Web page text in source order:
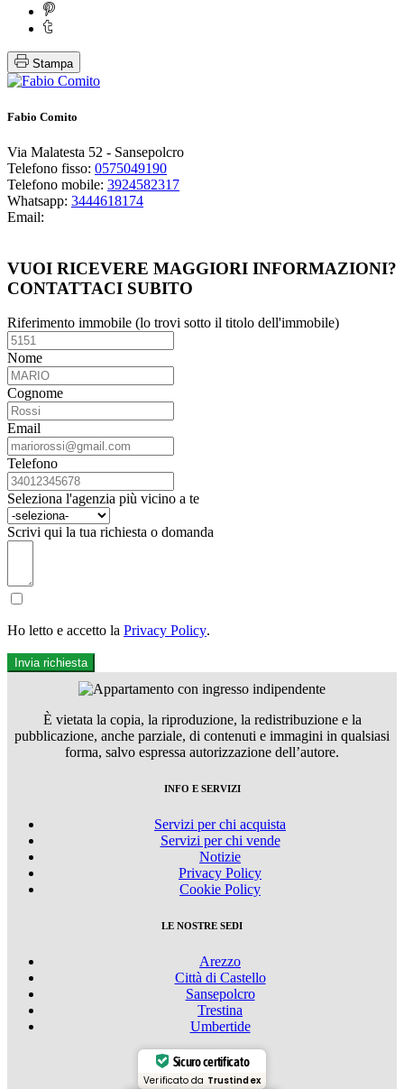
Stampa
Fabio Comito
Via Malatesta 52 - Sansepolcro
Telefono fisso: 0575049190
Telefono mobile: 3924582317
Whatsapp: 3444618174
Email:
VUOI RICEVERE MAGGIORI INFORMAZIONI?
CONTATTACI SUBITO
Riferimento immobile (lo trovi sotto il titolo dell'immobile)
Nome
Cognome
Email
Telefono
Seleziona l'agenzia più vicino a te
Scrivi qui la tua richiesta o domanda
Ho letto e accetto la Privacy Policy.
Invia richiesta
È vietata la copia, la riproduzione, la redistribuzione e la
pubblicazione, anche parziale, di contenuti e immagini in qualsiasi
forma, salvo espressa autorizzazione dell’autore.
INFO E SERVIZI
Servizi per chi acquista
Servizi per chi vende
Notizie
Privacy Policy
Cookie Policy
LE NOSTRE SEDI
Arezzo
Città di Castello
Sansepolcro
Trestina
Umbertide
Sicuro certificato
Verificato da Trustindex